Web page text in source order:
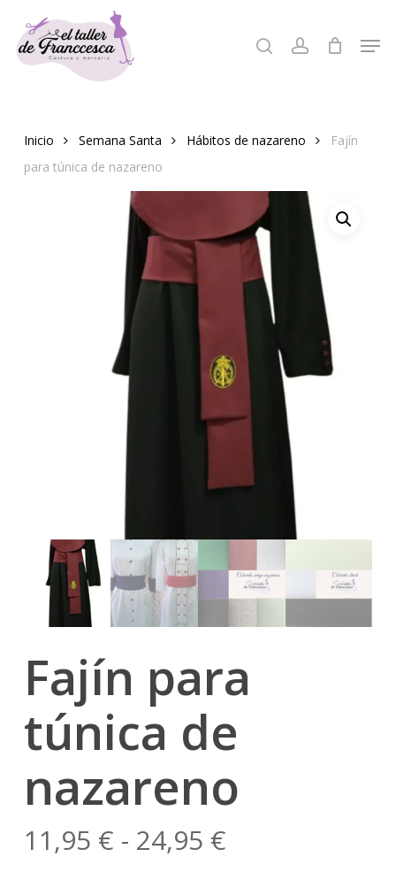
main
search account
Inicio Semana Santa Hábitos de nazareno
Fajín
para túnica de nazareno
Fajín para
túnica de
nazareno
11,95 € - 24,95 €Rango
Close